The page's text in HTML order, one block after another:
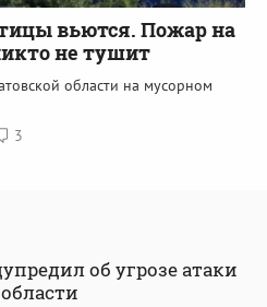
вьются. Пожар на
не тушит
области на мусорном
3
об угрозе атаки